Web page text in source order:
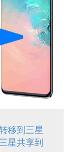
移到三星
星共享到